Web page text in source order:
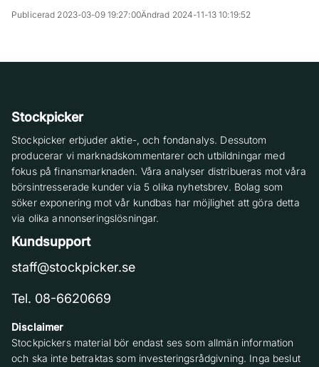
Publicerad 2023-03-09 19:27:00Ändrad 2024-11-13 10:19:52
Stockpicker
Stockpicker erbjuder aktie-, och fondanalys. Dessutom
producerar vi marknadskommentarer och utbildningar med
fokus på finansmarknaden. Våra analyser distribueras mot våra
börsintresserade kunder via 5 olika nyhetsbrev. Bolag som
söker exponering mot vår kundbas har möjlighet att göra detta
via olika annonseringslösningar.
Kundsupport
staff@stockpicker.se
Tel. 08-6620669
Disclaimer
Stockpickers material bör endast ses som allmän information
och ska inte betraktas som investeringsrådgivning. Inga beslut